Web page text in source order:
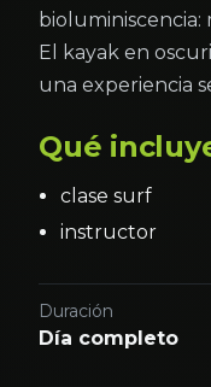
El kayak en
una experiencia
Qué
clase surf
instructor
Duración
Día completo